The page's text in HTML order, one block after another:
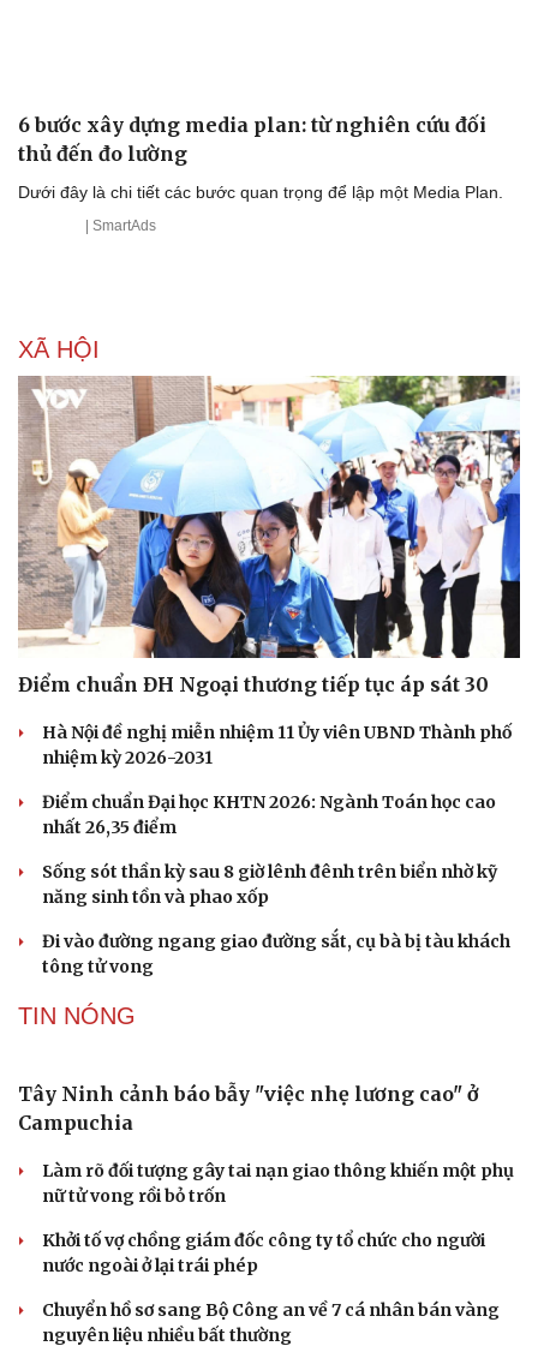
Du lịch
Săn Tour
check-in
Đọc truyện đêm khuya
6 bước xây dựng media plan: từ nghiên cứu đối
thủ đến đo lường
Dưới đây là chi tiết các bước quan trọng để lập một Media Plan.
| SmartAds
XÃ HỘI
Điểm chuẩn ĐH Ngoại thương tiếp tục áp sát 30
Hà Nội đề nghị miễn nhiệm 11 Ủy viên UBND Thành phố
nhiệm kỳ 2026-2031
Điểm chuẩn Đại học KHTN 2026: Ngành Toán học cao
nhất 26,35 điểm
Sống sót thần kỳ sau 8 giờ lênh đênh trên biển nhờ kỹ
năng sinh tồn và phao xốp
Đi vào đường ngang giao đường sắt, cụ bà bị tàu khách
tông tử vong
TIN NÓNG
Tây Ninh cảnh báo bẫy "việc nhẹ lương cao" ở
Campuchia
Làm rõ đối tượng gây tai nạn giao thông khiến một phụ
nữ tử vong rồi bỏ trốn
Khởi tố vợ chồng giám đốc công ty tổ chức cho người
nước ngoài ở lại trái phép
Chuyển hồ sơ sang Bộ Công an về 7 cá nhân bán vàng
nguyên liệu nhiều bất thường